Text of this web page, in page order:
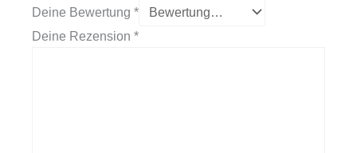
Deine Bewertung *
Deine Rezension *